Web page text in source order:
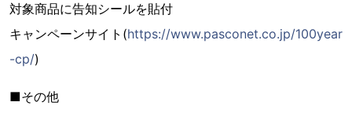
対象商品に告知シールを貼付
キャンペーンサイト(https://www.pasconet.co.jp/100year
-cp/)
■その他